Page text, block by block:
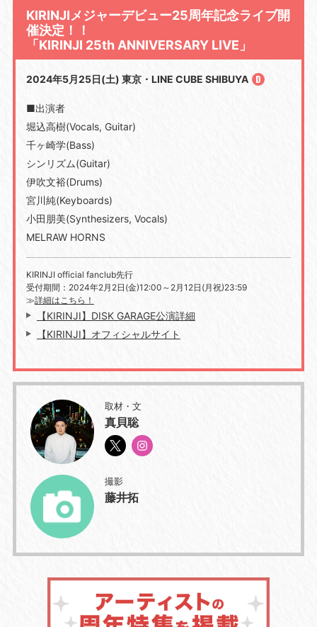
KIRINJIメジャーデビュー25周年記念ライブ開
催決定！！
「KIRINJI 25th ANNIVERSARY LIVE」
2024年5月25日(土) 東京・LINE CUBE SHIBUYA
■出演者
堀込高樹(Vocals, Guitar)
千ヶ崎学(Bass)
シンリズム(Guitar)
伊吹文裕(Drums)
宮川純(Keyboards)
小田朋美(Synthesizers, Vocals)
MELRAW HORNS
KIRINJI official fanclub先行
受付期間：2024年2月2日(金)12:00～2月12日(月祝)23:59
≫詳細はこちら！
【KIRINJI】DISK GARAGE公演詳細
【KIRINJI】オフィシャルサイト
取材・文
真貝聡
撮影
藤井拓